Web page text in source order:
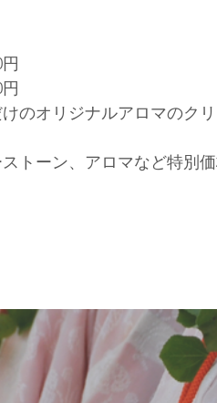
円
のオリジナルアロマのク
トーン、アロマなど特別価